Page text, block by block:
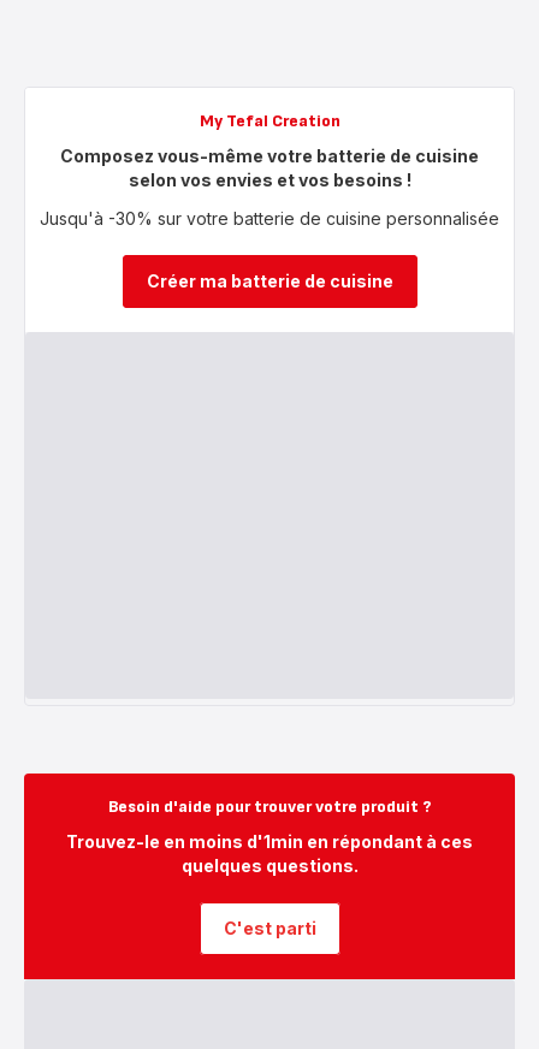
My Tefal Creation
Composez vous-même votre batterie de cuisine
selon vos envies et vos besoins !
Jusqu'à -30% sur votre batterie de cuisine personnalisée
Créer ma batterie de cuisine
Besoin d'aide pour trouver votre produit ?
Trouvez-le en moins d'1min en répondant à ces
quelques questions.
C'est parti